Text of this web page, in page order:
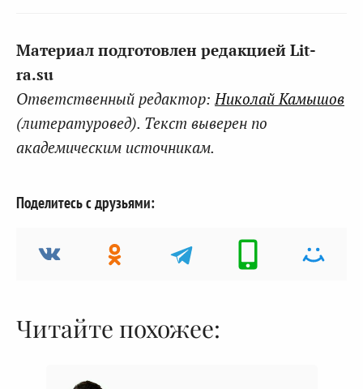
Материал подготовлен редакцией Lit-
ra.su
Ответственный редактор:Николай Камышов
(литературовед). Текст выверен по
академическим источникам.
Поделитесь с друзьями:
Читайте похожее: